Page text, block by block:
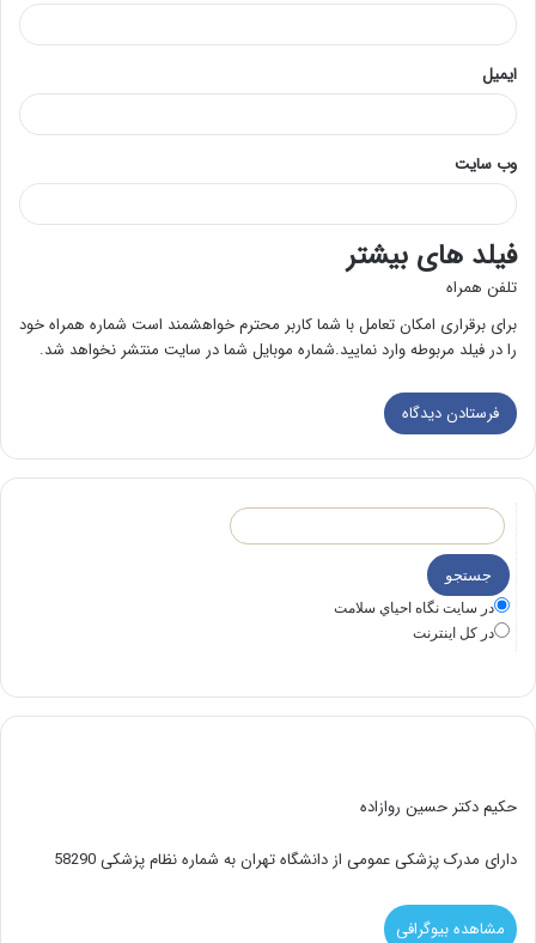
ایمیل
وب‌ سایت
فیلد های بیشتر
تلفن همراه
برای برقراری امکان تعامل با شما کاربر محترم خواهشمند است شماره همراه خود
را در فیلد مربوطه وارد نمایید.شماره موبایل شما در سایت منتشر نخواهد شد.
در سايت نگاه احياي سلامت
در كل اينترنت
حکیم دکتر حسین روازاده
دارای مدرک پزشکی عمومی از دانشگاه تهران به شماره نظام پزشکی 58290
مشاهده بیوگرافی